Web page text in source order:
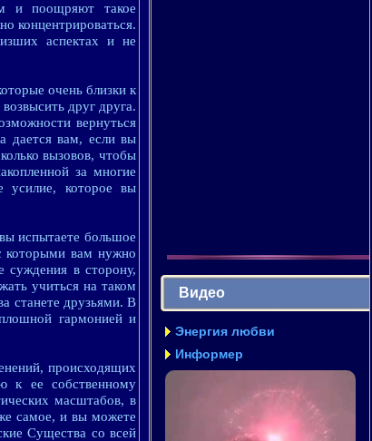
и поощряют такое
концентрироваться.
аспектах и не
очень близки к
друг друга.
вернуться
дается вам, если вы
вызовов, чтобы
за многие
которое вы
испытаете большое
которыми вам нужно
в сторону,
учиться на таком
станете друзьями. В
гармонией и
происходящих
к ее собственному
масштабов, в
самое, и вы можете
Существа со всей
Видео
Энергия любви
Информер